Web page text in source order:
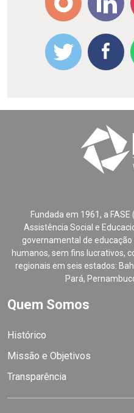
Fundada em 1961, a
Assistência Social e
governamental de
humanos, sem fins lucrativos,
regionais em seis estados:
Pará,
Quem Somos
Histórico
Missão e Objetivos
Transparência